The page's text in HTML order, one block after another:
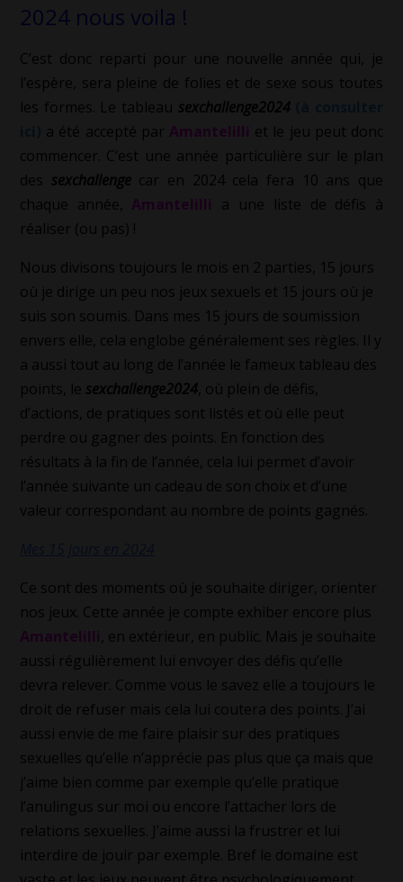
2024 nous voila !
C’est donc reparti pour une nouvelle année qui, je
l’espère, sera pleine de folies et de sexe sous toutes
les formes. Le tableau sexchallenge2024
a été accepté par Amantelilli et le jeu peut donc
commencer. C’est une année particulière sur le plan
des sexchallengecar en 2024 cela fera 10 ans que
chaque année, Amantelilli a une liste de défis à
réaliser (ou pas) !
Nous divisons toujours le mois en 2 parties, 15 jours
où je dirige un peu nos jeux sexuels et 15 jours où je
suis son soumis. Dans mes 15 jours de soumission
envers elle, cela englobe généralement ses règles. Il y
a aussi tout au long de l’année le fameux tableau des
points, le sexchallenge2024, où plein de défis,
d’actions, de pratiques sont listés et où elle peut
perdre ou gagner des points. En fonction des
résultats à la fin de l’année, cela lui permet d’avoir
l’année suivante un cadeau de son choix et d’une
valeur correspondant au nombre de points gagnés.
Ce sont des moments où je souhaite diriger, orienter
nos jeux. Cette année je compte exhiber encore plus
Amantelilli , en extérieur, en public. Mais je souhaite
aussi régulièrement lui envoyer des défis qu’elle
devra relever. Comme vous le savez elle a toujours le
droit de refuser mais cela lui coutera des points. J’ai
aussi envie de me faire plaisir sur des pratiques
sexuelles qu’elle n’apprécie pas plus que ça mais que
j’aime bien comme par exemple qu’elle pratique
l’anulingus sur moi ou encore l’attacher lors de
relations sexuelles. J’aime aussi la frustrer et lui
interdire de jouir par exemple. Bref le domaine est